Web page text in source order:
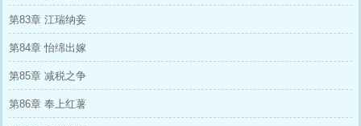
第83章 江瑞纳妾
第84章 怡绵出嫁
第85章 减税之争
第86章 奉上红薯